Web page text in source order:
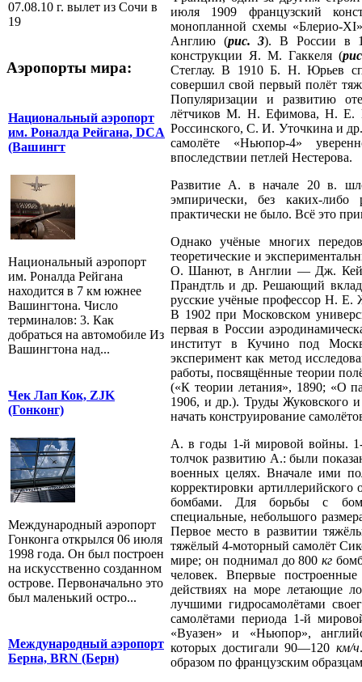
07.08.10 г. вылет из Сочи в
19
Аэропорты мира:
Национальный аэропорт
им. Роналда Рейгана, DCA
(Вашингт
Национальный аэропорт
им. Роналда Рейгана
находится в 7 км южнее
Вашингтона. Число
терминалов: 3. Как
добраться на автомобиле Из
Вашингтона над...
Чек Лап Кок, ZJK
(Гонконг)
Международный аэропорт
Гонконга открылся 06 июля
1998 года. Он был построен
на искусственно созданном
острове. Первоначально это
был маленький остро...
Международный аэропорт
Берна, BRN (Берн)
июля 1909 французский
монопланной схемы «Блерио-
Англию (рис. 3). В России в
конструкции Я. М. Гаккеля (
Стеглау. В 1910 Б. Н. Юрьев
совершил свой первый полёт
Популяризации и развитию
лётчиков М. Н. Ефимова, Н. Е.
Россинского, С. И. Уточкина и
самолёте «Ньюпор-4»
впоследствии петлей Нестерова.
Развитие А. в начале 20 в.
эмпирически, без каких-либо
практически не было. Всё это
Однако учёные многих
теоретические и
О. Шанют, в Англии — Дж.
Прандтль и др. Решающий вклад
русские учёные профессор Н.
В 1902 при Московском
первая в России
институт в Кучино под
эксперимент как метод
работы, посвящённые теории
(«К теории летания», 1890; «О
1906, и др.). Труды Жуковского
начать конструирование
А. в годы 1-й мировой войны. 1-
толчок развитию А.: были
военных целях. Вначале ими
корректировки
бомбами. Для борьбы с
специальные, небольшого
Первое место в развитии
тяжёлый 4-моторный самолёт
мире; он поднимал до 800кг
человек. Впервые
действиях на море летающие
лучшими гидросамолётами
самолётами периода 1-й
«Вуазен» и «Ньюпор»,
которых достигали 90—120 км/ч.
образом по французским